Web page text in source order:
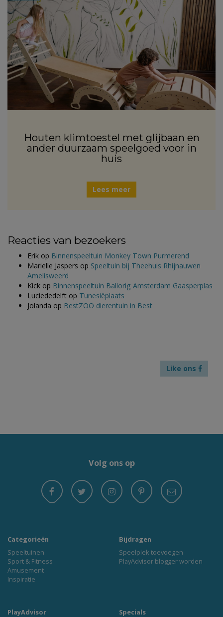
Houten klimtoestel met glijbaan en
ander duurzaam speelgoed voor in
huis
Lees meer
Reacties van bezoekers
Erik op Binnenspeeltuin Monkey Town Purmerend
Marielle Jaspers op Speeltuin bij Theehuis Rhijnauwen
Amelisweerd
Kick op Binnenspeeltuin Ballorig Amsterdam Gaasperplas
Luciededelft op Tunesiëplaats
Jolanda op BestZOO dierentuin in Best
Like ons
Volg ons op
Categorieën
Speeltuinen
Sport & Fitness
Amusement
Inspiratie
Bijdragen
Speelplek toevoegen
PlayAdvisor blogger worden
PlayAdvisor Specials